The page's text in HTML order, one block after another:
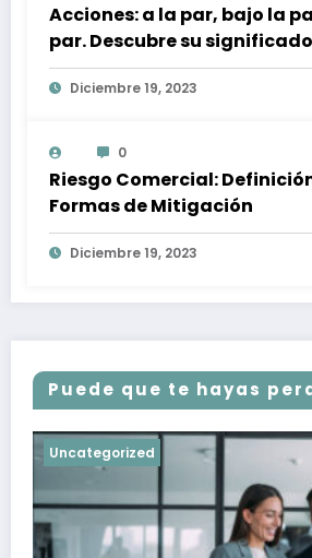
Acciones: a la par, bajo la
par. Descubre su
afectan a tu inversión
Diciembre 19, 2023
0
Riesgo Comercial:
Formas de Mitigación
Diciembre 19, 2023
Puede que te hayas
Uncategorized